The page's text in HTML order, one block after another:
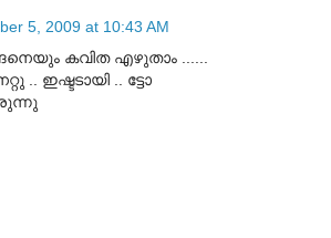
5, 2009 at 10:43 AM
കവിത എഴുതാം ......
.. ഇഷ്ടടായി .. ട്ടോ